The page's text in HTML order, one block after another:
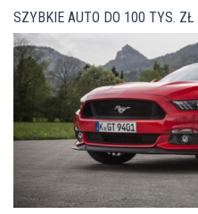
SZYBKIE AUTO DO 100 TYS. ZŁ